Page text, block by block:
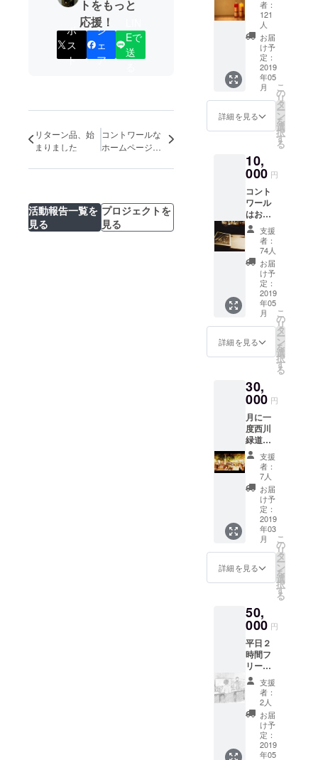
トをもっと
応援！
ポ
ス
ト
シ
ェ
ア
Eで
送
リターン品、始
まりました
コントワールな
ホームページで
活動報告一覧を
見る
プロジェクトを
見る
ワード グ
ルメ部門受
４１歳 ク
ラウドファ
ンディング
にてご支援
いただき児
童養護施設×
ダープロ
ジェクト開
前回のクラ
ウドファン
ディングの
ページです
https://faavo.
jp/okayama/
project/3549
４２歳 現
趣味 アロ
マ、バーに
おけるBGM
選び、高校
野球のユニ
フォーム好
りでき
ます 例
ば、、
・ミル
ク系 で
甘い ・
アル
コール
さっぱ
り いろ
のでお
気兼ね
なくお
伝えく
ださい
ませ ※
カクテ
ルチ
ケット
の有効
期限は
２年間
です た
だし不
した場
合チ
は返金
させて
いただ
きます
※２つの
メ
ニュー
の中か
らご希
望のメ
ニュー
をお１
つ備考
欄にご
記載く
ませ ※
カクテ
ケット
につき
まして
はご支
援いた
だいた
方に写
真を送
らせて
いただ
きま
す、そ
して御
来店の
テルを2
杯ご用
意して
おりま
のしず
くもシ
ロップ
を使っ
たカク
ります
ご来店
どちら
かお選
びくだ
さいま
せ 蜜
柑のカ
クテル
は 数量
限定に
なりま
す 予
めご了
承下さ
いま
未成年
の方へ
アル
コール
で提供
致しま
す カク
テルチ
ケット
の有効
期限は
２年間
とさせ
ていた
す ※２
つのメ
らご希
望のメ
ニュー
をお１
つ備考
欄にご
記載く
ださい
ませ ※
カクテ
ルチ
ケット
につき
者：
121
人
お届
け予
定：
2019
年05
月
詳細を見る
こ
の
リ
タ
ー
ン
を
選
択
す
る
10,
000 円
コント
ワール
はお店
のブロ
グを10
年以上
書いて
おりそ
れを元
にちい
さな
エッセ
イ本を
書いて
います
ン
ディー
ズ48pほ
ど) バー
の日常
を切り
取った
リトル
プレス
コント
ワール
内で
あった
こと、1
歩外に
出た風
景、あ
コント
ワール
術 など
などを
盛り込
んでい
ます
https://
ameblo.
jp/bar-
compto
支援
者：
74人
お届
け予
定：
2019
年05
月
詳細を見る
こ
の
リ
タ
ー
ン
を
選
択
す
る
30,
000 円
月に一
度西川
緑道公
園にて
満月の
最寄り
の土曜
日に開
催され
る満月
BAR（
期間は
４月～
１０
月）
わらせ
て頂い
て４7回
目にな
りま
す。西
川の素
敵なロ
ケー
ション
に囲ま
れる野
外スタ
支援
者：
7人
お届
け予
定：
2019
年03
月
詳細を見る
こ
の
リ
タ
ー
ン
を
選
択
す
る
50,
000 円
平日２
時間フ
リード
リンク
（※４名
様ま
で 特
別メ
ニュー
の中か
らお楽
支援
者：
2人
お届
け予
定：
2019
年05